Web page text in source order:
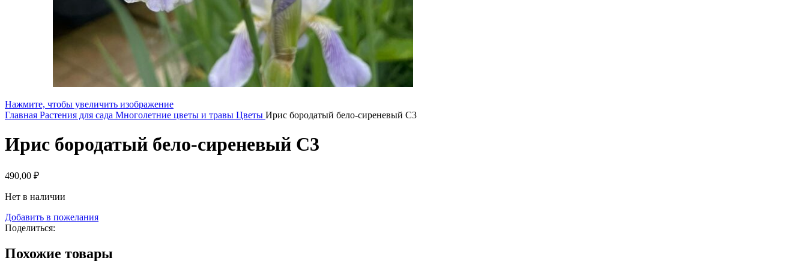
Нажмите, чтобы увеличить изображение
Главная Растения для сада Многолетние цветы и травы Цветы Ирис бородатый бело-сиреневый С3
Ирис бородатый бело-сиреневый С3
490,00 ₽
Нет в наличии
Добавить в пожелания
Поделиться:
Похожие товары